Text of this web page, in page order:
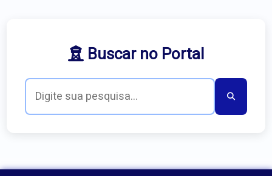
Buscar no Portal